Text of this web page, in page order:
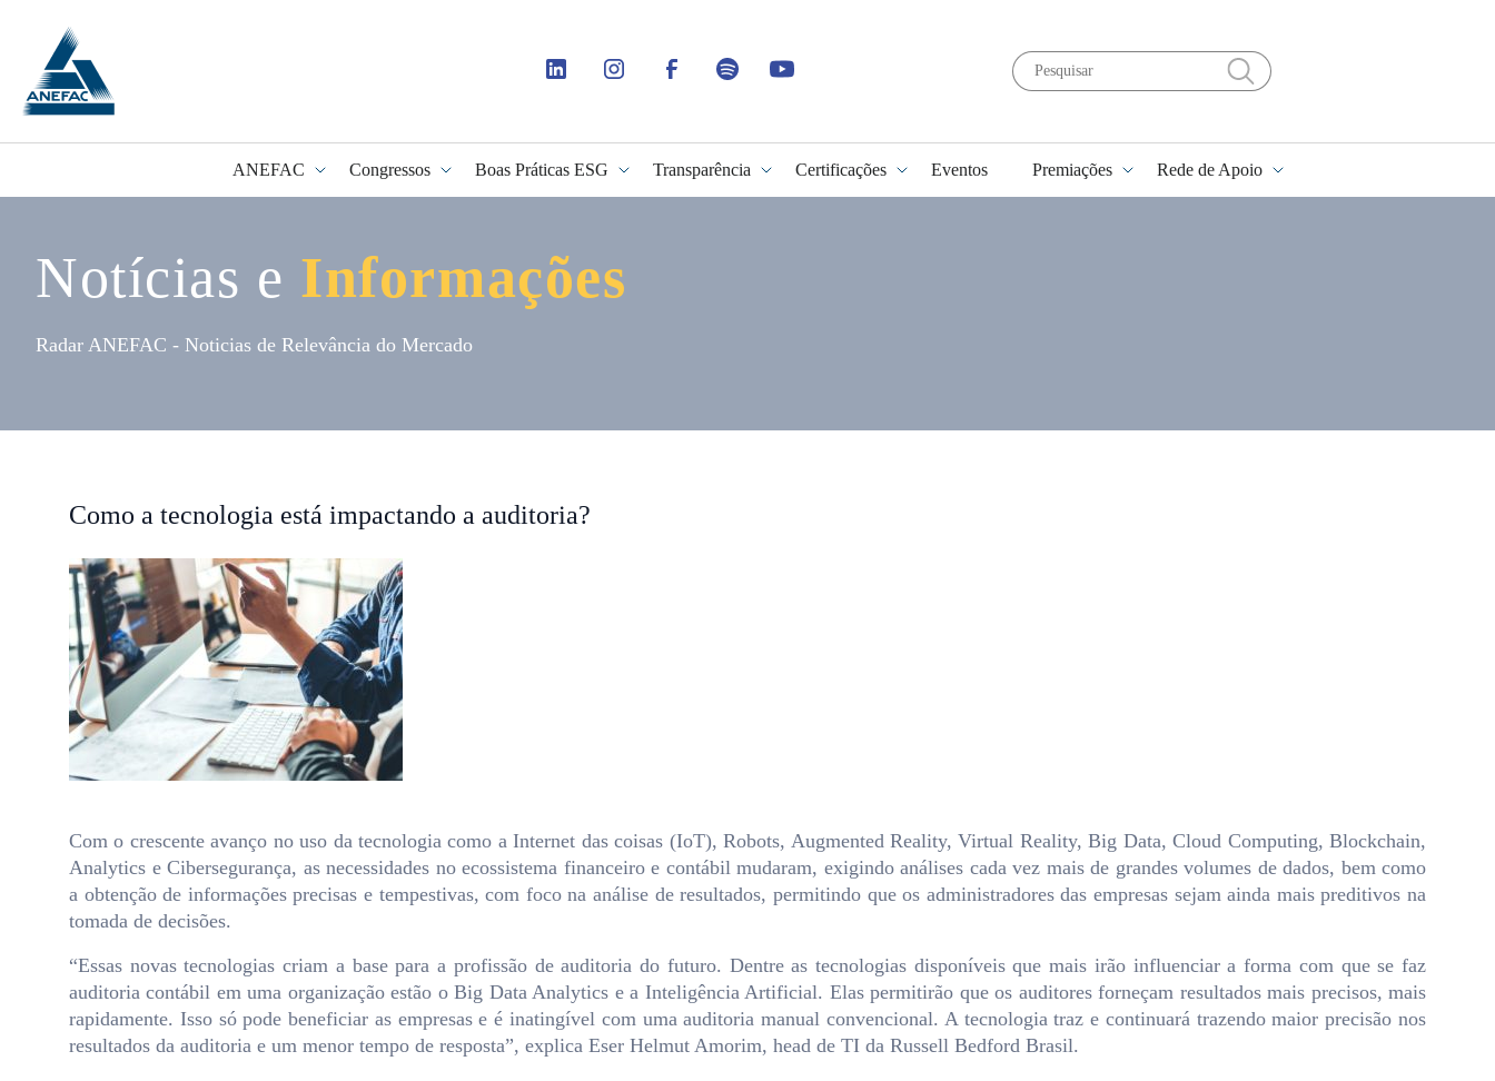
ANEFAC Congressos
Programa Fidelidade
Boas Práticas ESG Transparência Certificações Eventos Premiações Rede de Apoio
Notícias e Informações
Radar ANEFAC - Noticias de Relevância do Mercado
Como a tecnologia está impactando a auditoria?
Com o crescente avanço no uso da tecnologia como a Internet das coisas (IoT), Robots, Augmented Reality, Virtual Reality, Big Data, Cloud Computing, Blockchain,
Analytics e Cibersegurança, as necessidades no ecossistema financeiro e contábil mudaram, exigindo análises cada vez mais de grandes volumes de dados, bem como
a obtenção de informações precisas e tempestivas, com foco na análise de resultados, permitindo que os administradores das empresas sejam ainda mais preditivos na
tomada de decisões.
“Essas novas tecnologias criam a base para a profissão de auditoria do futuro. Dentre as tecnologias disponíveis que mais irão influenciar a forma com que se faz
auditoria contábil em uma organização estão o Big Data Analytics e a Inteligência Artificial. Elas permitirão que os auditores forneçam resultados mais precisos, mais
rapidamente. Isso só pode beneficiar as empresas e é inatingível com uma auditoria manual convencional. A tecnologia traz e continuará trazendo maior precisão nos
resultados da auditoria e um menor tempo de resposta”, explica Eser Helmut Amorim, head de TI da Russell Bedford Brasil.